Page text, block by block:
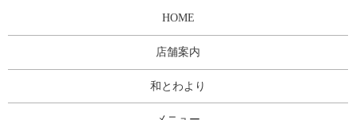
HOME
店舗案内
和とわより